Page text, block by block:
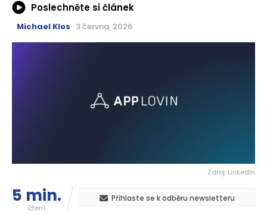
Poslechněte si článek
Michael Klos 3 června, 2026
Zdroj: LinkedIn
5 min.
čtení
Přihlaste se k odběru newsletteru